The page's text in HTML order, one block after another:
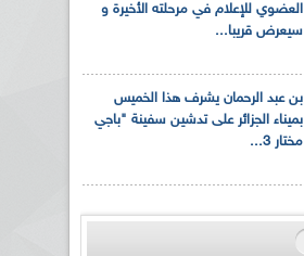
العضوي للإعلام في مرحلته الأخيرة و
سيعرض قريبا...
بن عبد الرحمان يشرف هذا الخميس
بميناء الجزائر على تدشين سفينة "باجي
مختار 3...